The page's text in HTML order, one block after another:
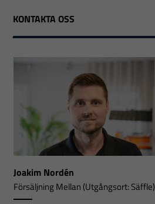
KONTAKTA OSS
Joakim Nordén
Försäljning Mellan (Utgångsort: Säffle)